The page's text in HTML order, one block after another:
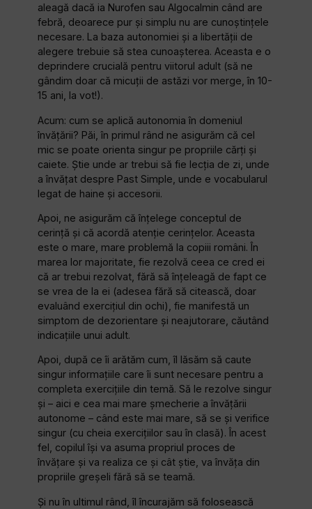
aleagă dacă ia Nurofen sau Algocalmin când are
febră, deoarece pur și simplu nu are cunoștințele
necesare. La baza autonomiei și a libertății de
alegere trebuie să stea cunoașterea. Aceasta e o
deprindere crucială pentru viitorul adult (să ne
gândim doar că micuții de astăzi vor merge, în 10-
15 ani, la vot!).
Acum: cum se aplică autonomia în domeniul
învățării? Păi, în primul rând ne asigurăm că cel
mic se poate orienta singur pe propriile cărți și
caiete. Știe unde ar trebui să fie lecția de zi, unde
a învățat despre Past Simple, unde e vocabularul
legat de haine și accesorii.
Apoi, ne asigurăm că înțelege conceptul de
cerință și că acordă atenție cerințelor. Aceasta
este o mare, mare problemă la copiii români. În
marea lor majoritate, fie rezolvă ceea ce cred ei
că ar trebui rezolvat, fără să înțeleagă de fapt ce
se vrea de la ei (adesea fără să citească, doar
evaluând exercițiul din ochi), fie manifestă un
simptom de dezorientare și neajutorare, căutând
indicațiile unui adult.
Apoi, după ce îi arătăm cum, îl lăsăm să caute
singur informațiile care îi sunt necesare pentru a
completa exercițiile din temă. Să le rezolve singur
și – aici e cea mai mare șmecherie a învățării
autonome – când este mai mare, să se și verifice
singur (cu cheia exercițiilor sau în clasă). În acest
fel, copilul își va asuma propriul proces de
învățare și va realiza ce și cât știe, va învăța din
propriile greșeli fără să se teamă.
Și nu în ultimul rând, îl încurajăm să folosească